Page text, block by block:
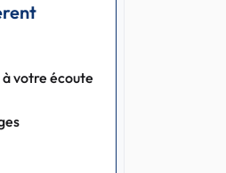
votre écoute